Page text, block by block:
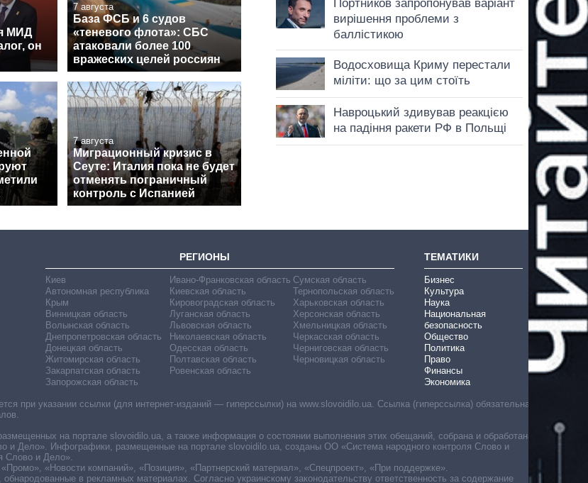
МИД
он
7 августа
База ФСБ и 6 судов
«теневого флота»: СБС
атаковали более 100
вражеских целей россиян
7 августа
Миграционный кризис в
Сеуте: Италия пока не будет
отменять пограничный
контроль с Испанией
РЕГИОНЫ
Киев
Автономная республика
Крым
Винницкая область
Волынская область
Днепропетровская область
Донецкая область
Житомирская область
Закарпатская область
Запорожская область
Ивано-Франковская область
Киевская область
Кировоградская область
Луганская область
Львовская область
Николаевская область
Одесская область
Полтавская область
Ровенская область
Сумская область
Тернопольская область
Харьковская область
Херсонская область
Хмельницкая область
Черкасская область
Черниговская область
Черновицкая область
ТЕМАТИКИ
Бизнес
Культура
Наука
Национальная
безопасность
Общество
Политика
Право
Финансы
Экономика
при указании ссылки (для интернет-изданий — гиперссылки) на www.slovoidilo.ua. Ссылка (гиперссылка) обязательна
на портале slovoidilo.ua, а также информация о состоянии выполнения этих обещаний, собрана и обработана
Дело». Инфографики, размещенные на портале slovoidilo.ua, созданы ОО «Система народного контроля Слово и
Слово и Дело».
«Новости компаний», «Позиция», «Партнерский материал», «Спецпроект», «При поддержке».
в рекламных материалах. Согласно украинскому законодательству ответственность за содержание